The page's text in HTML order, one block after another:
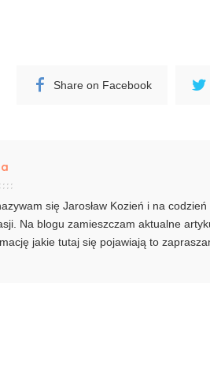
Share on Facebook
się Jarosław Kozień i na
Na blogu zamieszczam aktualne
jakie tutaj się pojawiają to